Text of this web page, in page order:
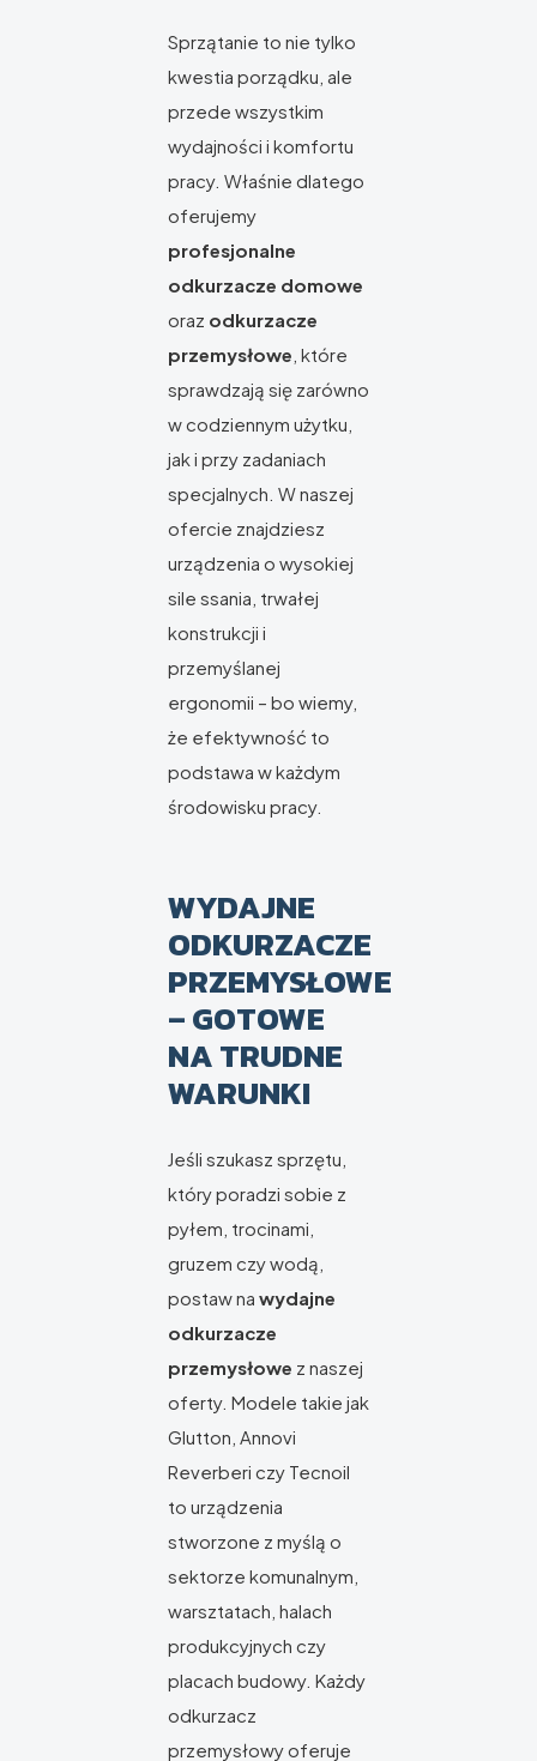
Sprzątanie to nie tylko
kwestia porządku, ale
przede wszystkim
wydajności i komfortu
pracy. Właśnie dlatego
oferujemy
profesjonalne
odkurzacze domowe
oraz odkurzacze
przemysłowe , które
sprawdzają się zarówno
w codziennym użytku,
jak i przy zadaniach
specjalnych. W naszej
ofercie znajdziesz
urządzenia o wysokiej
sile ssania, trwałej
konstrukcji i
przemyślanej
ergonomii – bo wiemy,
że efektywność to
podstawa w każdym
środowisku pracy.
WYDAJNE
ODKURZACZE
PRZEMYSŁOWE
– GOTOWE
NA TRUDNE
WARUNKI
Jeśli szukasz sprzętu,
który poradzi sobie z
pyłem, trocinami,
gruzem czy wodą,
postaw na wydajne
odkurzacze
przemysłowe z naszej
oferty. Modele takie jak
Glutton, Annovi
Reverberi czy Tecnoil
to urządzenia
stworzone z myślą o
sektorze komunalnym,
warsztatach, halach
produkcyjnych czy
placach budowy. Każdy
odkurzacz
przemysłowy oferuje